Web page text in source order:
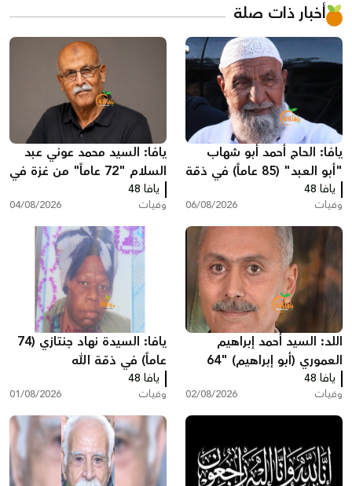
أخبار ذات صلة
يافا: الحاج أحمد أبو شهاب
"أبو العبد" (85 عاماً) في ذمّة
الله
يافا 48
وفيات 06/08/2026
يافا: السيد محمد عوني عبد
السلام "72 عاماً" من غزة في
ذمّة الله
يافا 48
وفيات 04/08/2026
اللد: السيد أحمد إبراهيم
العموري (أبو إبراهيم) "64
عاماً" في ذمّة الله
يافا 48
وفيات 02/08/2026
يافا: السيدة نهاد جنتازي (74
عاماً) في ذمّة الله
يافا 48
وفيات 01/08/2026